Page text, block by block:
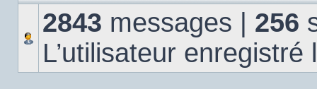
2843 messages | 256
L’utilisateur